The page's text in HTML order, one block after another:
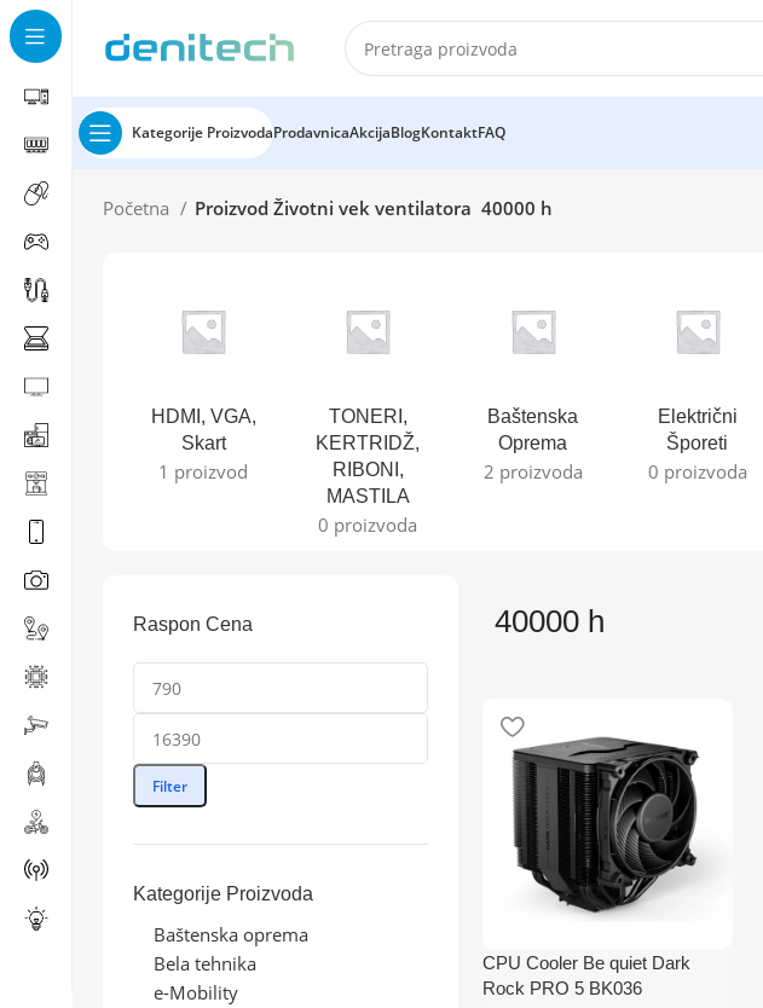
Kategorije ProizvodaProdavnicaAkcijaBlogKontaktFAQ
Početna Proizvod Životni vek ventilatora 40000 h
HDMI, VGA,
Skart
1 proizvod
TONERI,
KERTRIDŽ,
RIBONI,
MASTILA
0 proizvoda
Baštenska
Oprema
2 proizvoda
Električni
Šporeti
0 proizvoda
Raspon Cena
Filter
Kategorije Proizvoda
Baštenska oprema
Bela tehnika
e-Mobility
40000 h
CPU Cooler Be quiet Dark
Rock PRO 5 BK036